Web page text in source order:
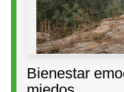
Bienestar